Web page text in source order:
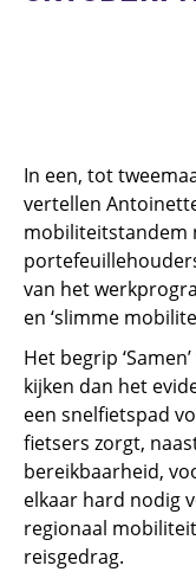
In een, tot
vertellen
mobiliteitstandem
van het
en ‘slimme
Het begrip
kijken dan het
een snelfietspad
fietsers zorgt,
bereikbaarheid,
elkaar hard nodig
regionaal
reisgedrag.